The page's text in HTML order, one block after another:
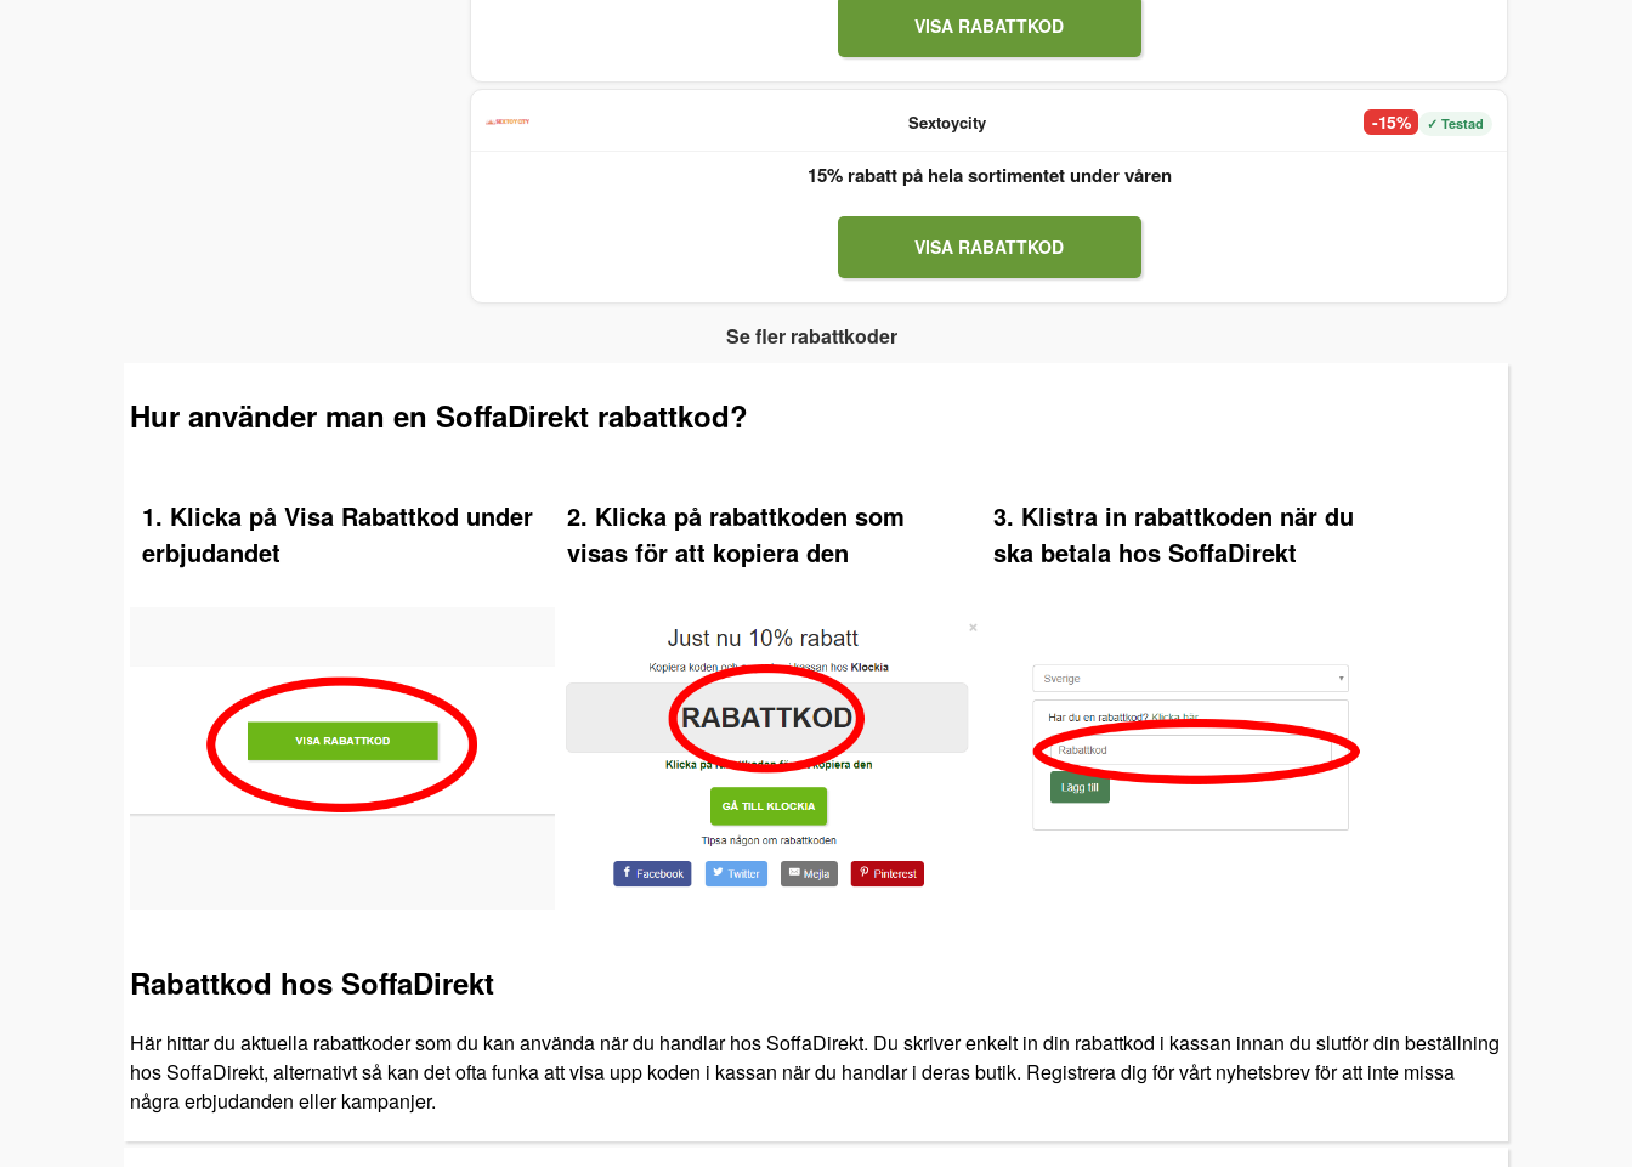
VISA RABATTKOD
Sextoycity -15% ✓ Testad
15% rabatt på hela sortimentet under våren
VISA RABATTKOD
Se fler rabattkoder
Hur använder man en SoffaDirekt rabattkod?
1. Klicka på Visa Rabattkod under
erbjudandet
2. Klicka på rabattkoden som
visas för att kopiera den
3. Klistra in rabattkoden när du
ska betala hos SoffaDirekt
Rabattkod hos SoffaDirekt
Här hittar du aktuella rabattkoder som du kan använda när du handlar hos SoffaDirekt. Du skriver enkelt in din rabattkod i kassan innan du slutför din beställning
hos SoffaDirekt, alternativt så kan det ofta funka att visa upp koden i kassan när du handlar i deras butik. Registrera dig för vårt nyhetsbrev för att inte missa
några erbjudanden eller kampanjer.